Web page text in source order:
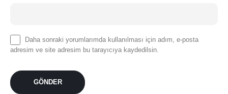
Daha sonraki yorumlarımda kullanılması için adım, e-posta
adresim ve site adresim bu tarayıcıya kaydedilsin.